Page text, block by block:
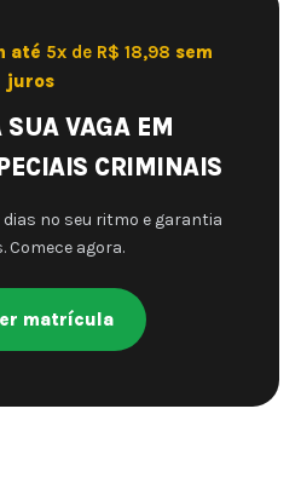
até 5x de R$ 18,98 sem
juros
SUA VAGA EM
CRIMINAIS
dias no seu ritmo e garantia
Comece agora.
matrícula